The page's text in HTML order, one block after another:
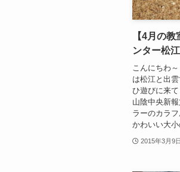
【4月の
ンター松
こんにちわ
は松江と出
ひ遊びに来
山陰中央新
ラーのカラ
かわいい大小
2015年3月9日